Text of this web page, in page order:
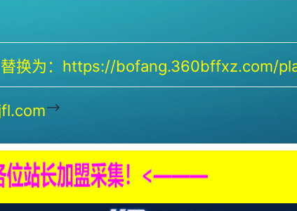
换为：https://bofang.360bffxz.com/
-->